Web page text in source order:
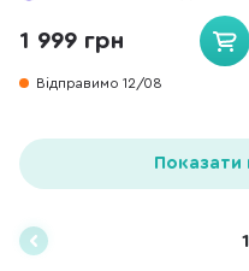
1 999 грн
Відправимо 12/08
1